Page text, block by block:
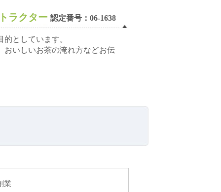
ラクター 認定番号：06-1638
としています。
おいしいお茶の淹れ方などお伝
業